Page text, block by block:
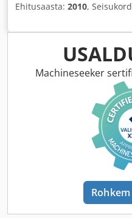
Ehitusaasta: 2010,
Machineseeker